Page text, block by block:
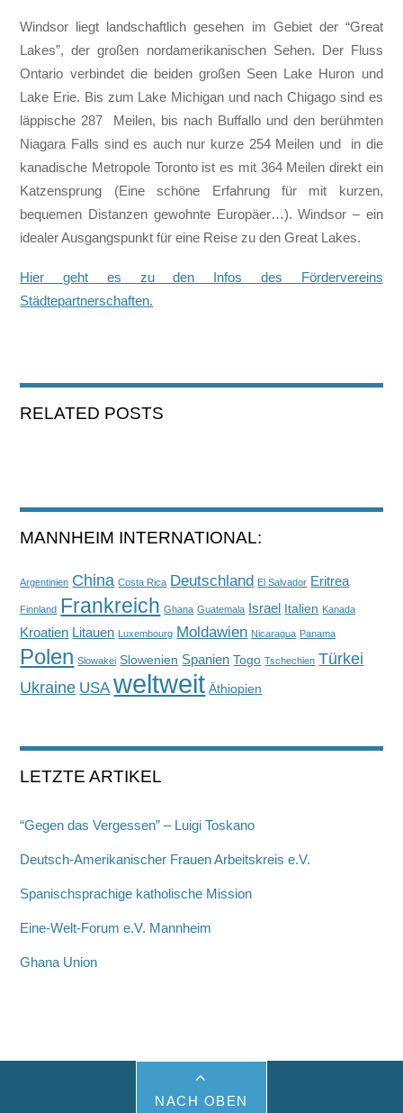
Windsor liegt landschaftlich gesehen im Gebiet der “Great
Lakes”, der großen nordamerikanischen Sehen. Der Fluss
Ontario verbindet die beiden großen Seen Lake Huron und
Lake Erie. Bis zum Lake Michigan und nach Chigago sind es
läppische 287 Meilen, bis nach Buffallo und den berühmten
Niagara Falls sind es auch nur kurze 254 Meilen und in die
kanadische Metropole Toronto ist es mit 364 Meilen direkt ein
Katzensprung (Eine schöne Erfahrung für mit kurzen,
bequemen Distanzen gewohnte Europäer…). Windsor – ein
idealer Ausgangspunkt für eine Reise zu den Great Lakes.
Hier geht es zu den Infos des Fördervereins
Städtepartnerschaften.
RELATED POSTS
MANNHEIM INTERNATIONAL:
Argentinien China Costa Rica Deutschland El Salvador Eritrea
Finnland Frankreich Ghana Guatemala Israel Italien Kanada
Kroatien Litauen Luxembourg Moldawien Nicaragua Panama
Polen Slowakei Slowenien Spanien Togo Tschechien Türkei
Ukraine USA weltweit Äthiopien
LETZTE ARTIKEL
“Gegen das Vergessen” – Luigi Toskano
Deutsch-Amerikanischer Frauen Arbeitskreis e.V.
Spanischsprachige katholische Mission
Eine-Welt-Forum e.V. Mannheim
Ghana Union
NACH OBEN